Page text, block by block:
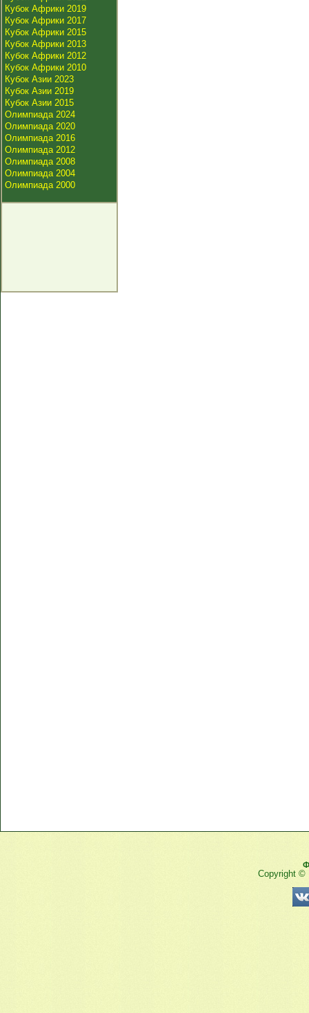
Кубок Африки 2019
Кубок Африки 2017
Кубок Африки 2015
Кубок Африки 2013
Кубок Африки 2012
Кубок Африки 2010
Кубок Азии 2023
Кубок Азии 2019
Кубок Азии 2015
Олимпиада 2024
Олимпиада 2020
Олимпиада 2016
Олимпиада 2012
Олимпиада 2008
Олимпиада 2004
Олимпиада 2000
Copyright ©